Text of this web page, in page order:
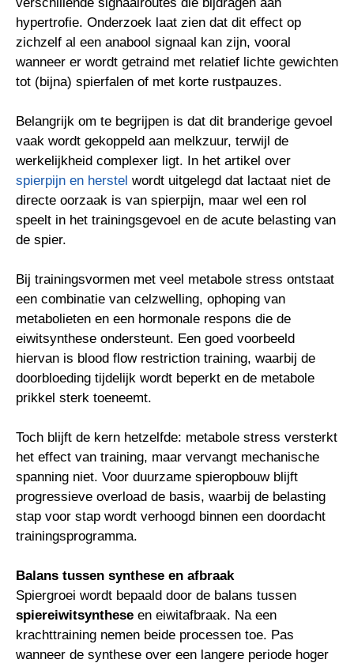
hypertrofie. Onderzoek laat zien dat dit effect op
zichzelf al een anabool signaal kan zijn, vooral
wanneer er wordt getraind met relatief lichte gewichten
tot (bijna) spierfalen of met korte rustpauzes.
Belangrijk om te begrijpen is dat dit branderige gevoel
vaak wordt gekoppeld aan melkzuur, terwijl de
werkelijkheid complexer ligt. In het artikel over
spierpijn en herstel wordt uitgelegd dat lactaat niet de
directe oorzaak is van spierpijn, maar wel een rol
speelt in het trainingsgevoel en de acute belasting van
de spier.
Bij trainingsvormen met veel metabole stress ontstaat
een combinatie van celzwelling, ophoping van
metabolieten en een hormonale respons die de
eiwitsynthese ondersteunt. Een goed voorbeeld
hiervan is blood flow restriction training, waarbij de
doorbloeding tijdelijk wordt beperkt en de metabole
prikkel sterk toeneemt.
Toch blijft de kern hetzelfde: metabole stress versterkt
het effect van training, maar vervangt mechanische
spanning niet. Voor duurzame spieropbouw blijft
progressieve overload de basis, waarbij de belasting
stap voor stap wordt verhoogd binnen een doordacht
trainingsprogramma.
Balans tussen synthese en afbraak
Spiergroei wordt bepaald door de balans tussen
spiereiwitsynthese en eiwitafbraak. Na een
krachttraining nemen beide processen toe. Pas
wanneer de synthese over een langere periode hoger